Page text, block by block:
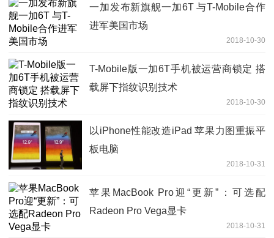
一加发布新旗舰一加6T 与T-Mobile合作
进军美国市场
2018-10-30
T-Mobile版一加6T手机被运营商锁定 搭
载屏下指纹识别技术
2018-10-30
以iPhone性能改造iPad 苹果力图重振平
板电脑
2018-10-31
苹果MacBook Pro迎“更新”：可选配
Radeon Pro Vega显卡
2018-10-31